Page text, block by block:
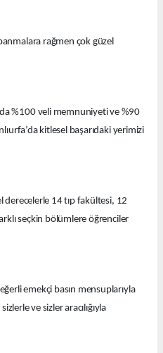
rağmen çok güzel
%100 veli memnuniyeti ve %90
kitlesel başarıdaki yerimizi
derecelerle 14 tıp fakültesi, 12
seçkin bölümlere öğrenciler
emekçi basın mensuplarıyla
ve sizler aracılığıyla